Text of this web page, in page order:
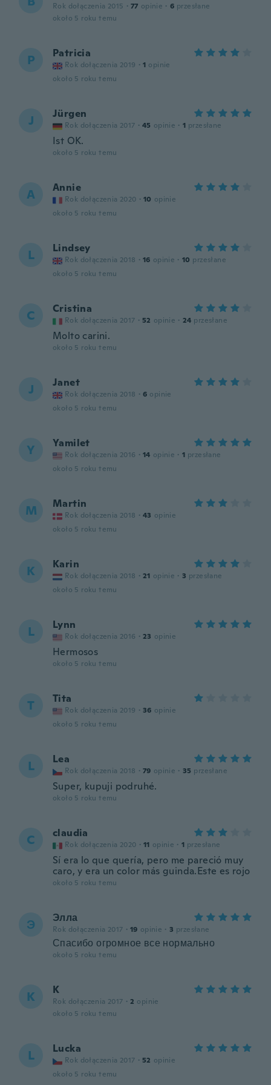
Rok dołączenia 2015 · 77 opinie · 6 przesłane
około 5 roku temu
P Patricia
Rok dołączenia 2019 · 1 opinie
około 5 roku temu
J Jürgen
Rok dołączenia 2017 · 45 opinie · 1 przesłane
Ist OK.
około 5 roku temu
A Annie
Rok dołączenia 2020 · 10 opinie
około 5 roku temu
L Lindsey
Rok dołączenia 2018 · 16 opinie · 10 przesłane
około 5 roku temu
C Cristina
Rok dołączenia 2017 · 52 opinie · 24 przesłane
Molto carini.
około 5 roku temu
J Janet
Rok dołączenia 2018 · 6 opinie
około 5 roku temu
Y Yamilet
Rok dołączenia 2016 · 14 opinie · 1 przesłane
około 5 roku temu
M Martin
Rok dołączenia 2018 · 43 opinie
około 5 roku temu
K Karin
Rok dołączenia 2018 · 21 opinie · 3 przesłane
około 5 roku temu
L Lynn
Rok dołączenia 2016 · 23 opinie
Hermosos
około 5 roku temu
T Tita
Rok dołączenia 2019 · 36 opinie
około 5 roku temu
L Lea
Rok dołączenia 2018 · 79 opinie · 35 przesłane
Super, kupuji podruhé.
około 5 roku temu
C claudia
Rok dołączenia 2020 · 11 opinie · 1 przesłane
Sí era lo que quería, pero me pareció muy
caro, y era un color más guinda.Este es rojo
około 5 roku temu
Э Элла
Rok dołączenia 2017 · 19 opinie · 3 przesłane
Спасибо огромное все нормально
około 5 roku temu
K K
Rok dołączenia 2017 · 2 opinie
około 5 roku temu
L Lucka
Rok dołączenia 2017 · 52 opinie
około 5 roku temu